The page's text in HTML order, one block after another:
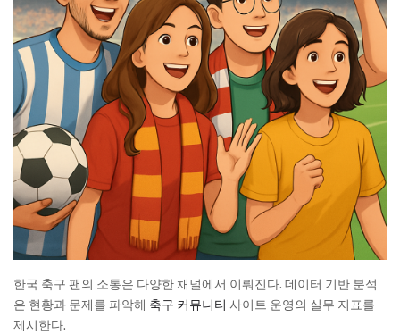
한국 축구 팬의 소통은 다양한 채널에서 이뤄진다. 데이터 기반 분석
은 현황과 문제를 파악해 축구 커뮤니티 사이트 운영의 실무 지표를
제시한다.